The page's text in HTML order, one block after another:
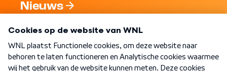
Nieuws
Nieuwsbrief